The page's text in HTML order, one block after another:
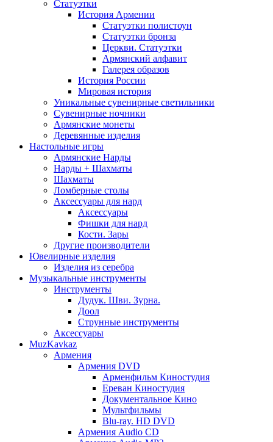
Статуэтки
История Армении
Статуэтки полистоун
Статуэтки бронза
Церкви. Статуэтки
Армянский алфавит
Галерея образов
История России
Мировая история
Уникальные сувенирные светильники
Сувенирные ночники
Армянские монеты
Деревянные изделия
Настольные игры
Армянские Нарды
Нарды + Шахматы
Шахматы
Ломберные столы
Аксессуары для нард
Аксессуары
Фишки для нард
Кости. Зары
Другие производители
Ювелирные изделия
Изделия из серебра
Музыкальные инструменты
Инструменты
Дудук. Шви. Зурна.
Доол
Струнные инструменты
Аксессуары
MuzKavkaz
Армения
Армения DVD
Арменфильм Киностудия
Ереван Киностудия
Документальное Кино
Мультфильмы
Blu-ray. HD DVD
Армения Audio CD